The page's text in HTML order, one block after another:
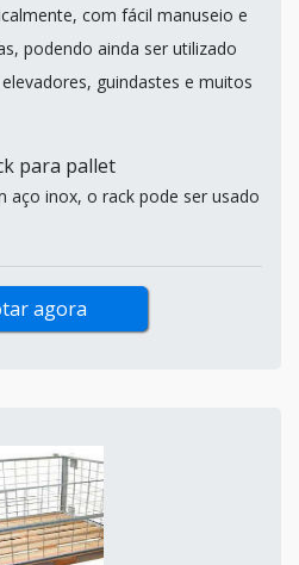
com fácil manuseio e
podendo ainda ser utilizado
guindastes e muitos
para pallet
aço inox, o rack pode ser usado
agora